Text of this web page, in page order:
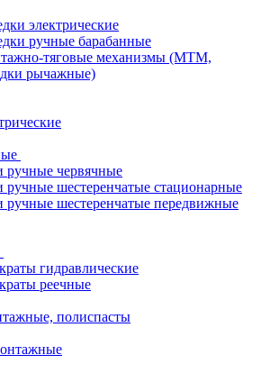
электрические
ручные барабанные
тяговые механизмы (МТМ,
рычажные)
ручные червячные
ручные шестеренчатые стационарные
ручные шестеренчатые передвижные
гидравлические
реечные
полиспасты